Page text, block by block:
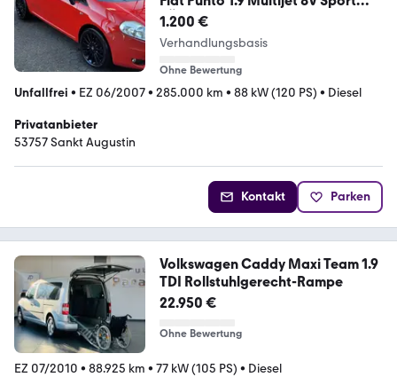
TÜV bis 08/2027 !!!
1.200 €
Verhandlungsbasis
Ohne Bewertung
Unfallfrei • EZ 06/2007• 285.000 km • 88 kW (120 PS) • Diesel
Privatanbieter
53757 Sankt Augustin
Kontakt Parken
Volkswagen Caddy Maxi Team 1.9
TDI Rollstuhlgerecht-Rampe
22.950 €
Ohne Bewertung
EZ 07/2010 • 88.925 km • 77 kW (105 PS) • Diesel